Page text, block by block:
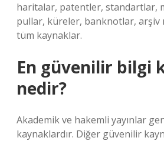
haritalar, patentler, standartlar,
pullar, küreler, banknotlar, arşiv
tüm kaynaklar.
En güvenilir bilgi
nedir?
Akademik ve hakemli yayınlar
kaynaklardır. Diğer güvenilir